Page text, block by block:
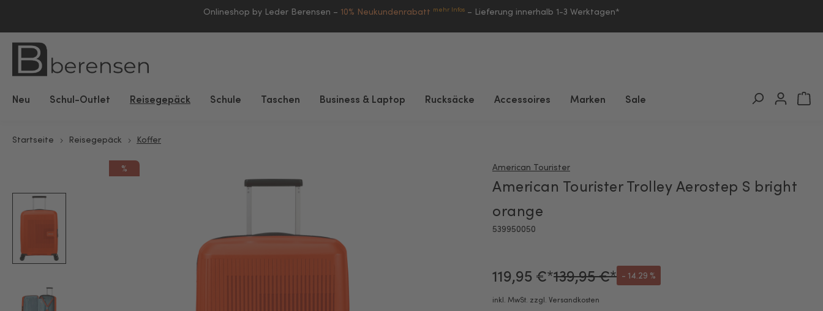
Onlineshop by Leder Berensen – 10% Neukundenrabatt mehr Infos – Lieferung innerhalb 1-3 Werktagen*
Neu Schul-Outlet Reisegepäck Schule Taschen Business & Laptop Rucksäcke Accessoires Marken Sale
Startseite Reisegepäck Koffer
% American Tourister
American Tourister Trolley Aerostep S bright
orange
539950050
119,95 €*139,95 €* - 14.29 %
inkl. MwSt. zzgl. Versandkosten